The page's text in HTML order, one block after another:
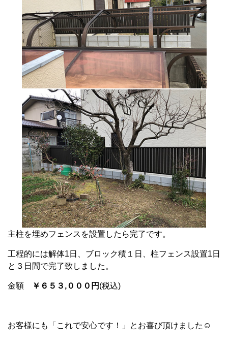
主柱を埋めフェンスを設置したら完了です。
工程的には解体1日、ブロック積１日、柱フェンス設置1日
と３日間で完了致しました。
金額 ￥６５３,０００円 (税込)
お客様にも「これで安心です！」とお喜び頂けました☺